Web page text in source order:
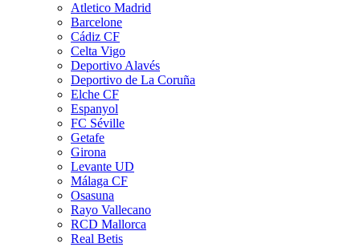
Atletico Madrid
Barcelone
Cádiz CF
Celta Vigo
Deportivo Alavés
Deportivo de La Coruña
Elche CF
Espanyol
FC Séville
Getafe
Girona
Levante UD
Málaga CF
Osasuna
Rayo Vallecano
RCD Mallorca
Real Betis